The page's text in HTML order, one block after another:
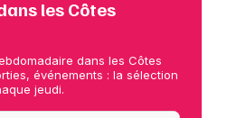
les Côtes
dans les Côtes
événements : la sélection
jeudi.